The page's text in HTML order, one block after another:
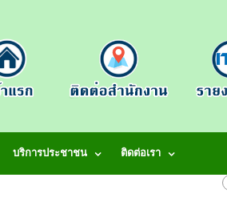
บริการประชาชน ติดต่อเรา